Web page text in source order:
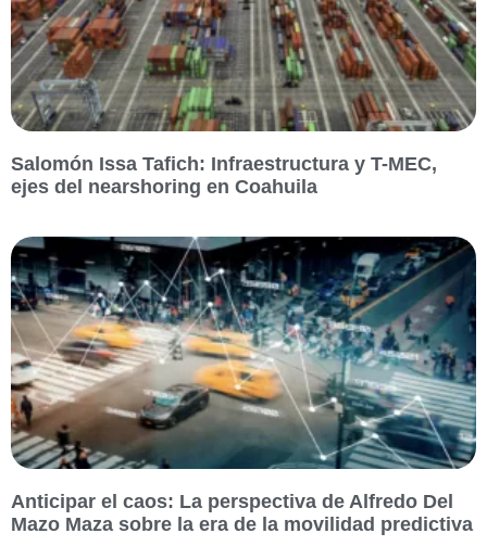
Salomón Issa Tafich: Infraestructura y T-MEC,
ejes del nearshoring en Coahuila
Anticipar el caos: La perspectiva de Alfredo Del
Mazo Maza sobre la era de la movilidad predictiva